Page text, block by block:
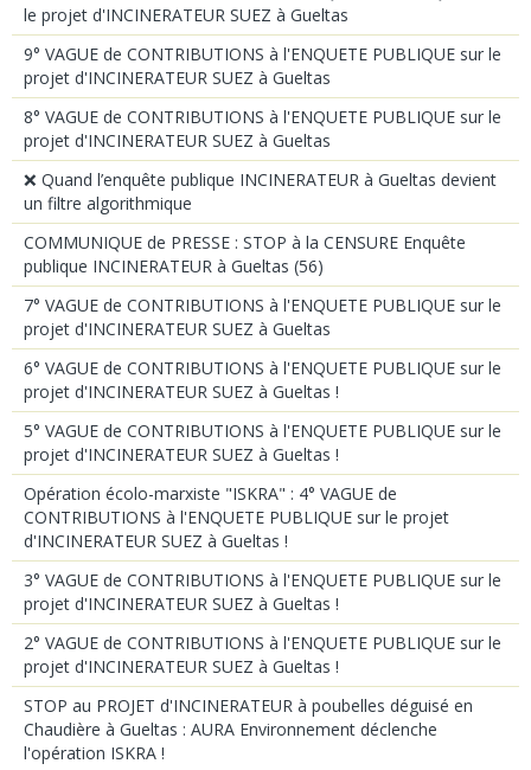
le projet d'INCINERATEUR SUEZ à Gueltas
9° VAGUE de CONTRIBUTIONS à l'ENQUETE PUBLIQUE sur le
projet d'INCINERATEUR SUEZ à Gueltas
8° VAGUE de CONTRIBUTIONS à l'ENQUETE PUBLIQUE sur le
projet d'INCINERATEUR SUEZ à Gueltas
❌ Quand l’enquête publique INCINERATEUR à Gueltas devient
un filtre algorithmique
COMMUNIQUE de PRESSE : STOP à la CENSURE Enquête
publique INCINERATEUR à Gueltas (56)
7° VAGUE de CONTRIBUTIONS à l'ENQUETE PUBLIQUE sur le
projet d'INCINERATEUR SUEZ à Gueltas
6° VAGUE de CONTRIBUTIONS à l'ENQUETE PUBLIQUE sur le
projet d'INCINERATEUR SUEZ à Gueltas !
5° VAGUE de CONTRIBUTIONS à l'ENQUETE PUBLIQUE sur le
projet d'INCINERATEUR SUEZ à Gueltas !
Opération écolo-marxiste "ISKRA" : 4° VAGUE de
CONTRIBUTIONS à l'ENQUETE PUBLIQUE sur le projet
d'INCINERATEUR SUEZ à Gueltas !
3° VAGUE de CONTRIBUTIONS à l'ENQUETE PUBLIQUE sur le
projet d'INCINERATEUR SUEZ à Gueltas !
2° VAGUE de CONTRIBUTIONS à l'ENQUETE PUBLIQUE sur le
projet d'INCINERATEUR SUEZ à Gueltas !
STOP au PROJET d'INCINERATEUR à poubelles déguisé en
Chaudière à Gueltas : AURA Environnement déclenche
l'opération ISKRA !